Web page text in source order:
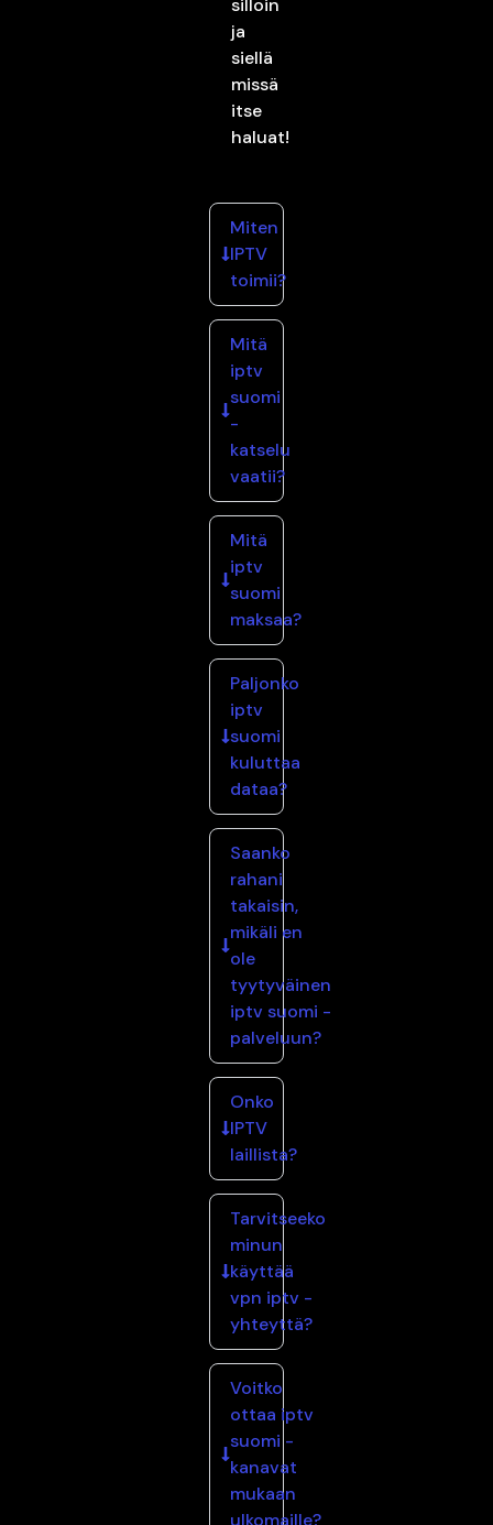
silloin
ja
siellä
missä
itse
haluat!
Miten
IPTV
toimii?
Mitä
iptv
suomi
-
katselu
vaatii?
Mitä
iptv
suomi
maksaa?
Paljonko
iptv
suomi
kuluttaa
dataa?
Saanko
rahani
takaisin,
mikäli en
ole
tyytyväinen
iptv suomi -
palveluun?
Onko
IPTV
laillista?
Tarvitseeko
minun
käyttää
vpn iptv -
yhteyttä?
Voitko
ottaa iptv
suomi -
kanavat
mukaan
ulkomaille?